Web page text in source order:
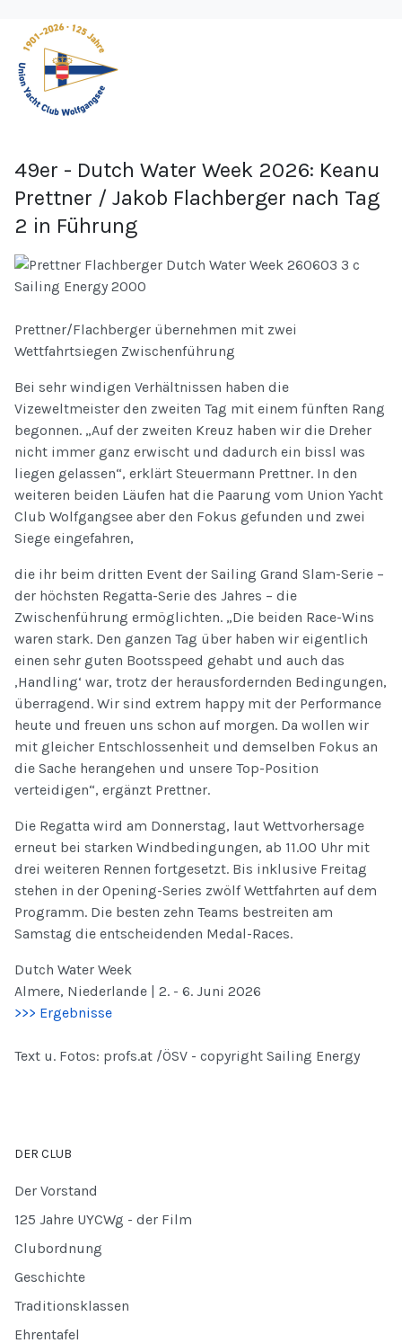
49er - Dutch Water Week 2026: Keanu
Prettner / Jakob Flachberger nach Tag
2 in Führung
Prettner/Flachberger übernehmen mit zwei
Wettfahrtsiegen Zwischenführung
Bei sehr windigen Verhältnissen haben die
Vizeweltmeister den zweiten Tag mit einem fünften Rang
begonnen. „Auf der zweiten Kreuz haben wir die Dreher
nicht immer ganz erwischt und dadurch ein bissl was
liegen gelassen“, erklärt Steuermann Prettner. In den
weiteren beiden Läufen hat die Paarung vom Union Yacht
Club Wolfgangsee aber den Fokus gefunden und zwei
Siege eingefahren,
die ihr beim dritten Event der Sailing Grand Slam-Serie –
der höchsten Regatta-Serie des Jahres – die
Zwischenführung ermöglichten. „Die beiden Race-Wins
waren stark. Den ganzen Tag über haben wir eigentlich
einen sehr guten Bootsspeed gehabt und auch das
‚Handling‘ war, trotz der herausfordernden Bedingungen,
überragend. Wir sind extrem happy mit der Performance
heute und freuen uns schon auf morgen. Da wollen wir
mit gleicher Entschlossenheit und demselben Fokus an
die Sache herangehen und unsere Top-Position
verteidigen“, ergänzt Prettner.
Die Regatta wird am Donnerstag, laut Wettvorhersage
erneut bei starken Windbedingungen, ab 11.00 Uhr mit
drei weiteren Rennen fortgesetzt. Bis inklusive Freitag
stehen in der Opening-Series zwölf Wettfahrten auf dem
Programm. Die besten zehn Teams bestreiten am
Samstag die entscheidenden Medal-Races.
Dutch Water Week
Almere, Niederlande | 2. - 6. Juni 2026
>>> Ergebnisse
Text u. Fotos: profs.at /ÖSV - copyright Sailing Energy
DER CLUB
Der Vorstand
125 Jahre UYCWg - der Film
Clubordnung
Geschichte
Traditionsklassen
Ehrentafel